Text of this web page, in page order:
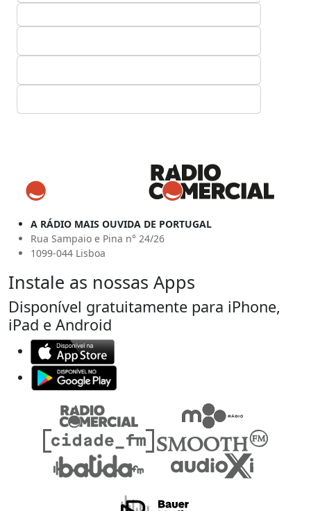
A RÁDIO MAIS OUVIDA DE PORTUGAL
Rua Sampaio e Pina n° 24/26
1099-044 Lisboa
Instale as nossas Apps
Disponível gratuitamente para iPhone,
iPad e Android